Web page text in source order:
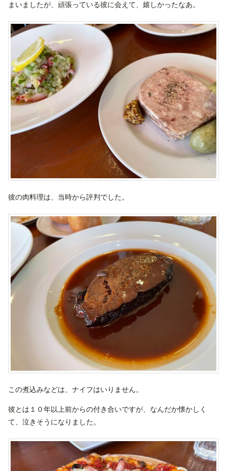
まいましたが、頑張っている彼に会えて、嬉しかったなあ。
彼の肉料理は、当時から評判でした。
この煮込みなどは、ナイフはいりません。
彼とは１０年以上前からの付き合いですが、なんだか懐かしく
て、泣きそうになりました。